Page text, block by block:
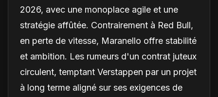
2026, avec une monoplace agile et une
stratégie affûtée. Contrairement à Red Bull,
en perte de vitesse, Maranello offre stabilité
et ambition. Les rumeurs d'un contrat juteux
circulent, temptant Verstappen par un projet
à long terme aligné sur ses exigences de